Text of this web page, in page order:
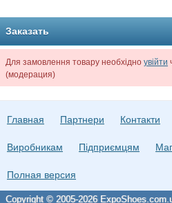
Заказать
Для замовлення товару необхідно увійти
(модерация)
Главная Партнери Контакти
Виробникам Підприємцям
Полная версия
Copyright © 2005-2026